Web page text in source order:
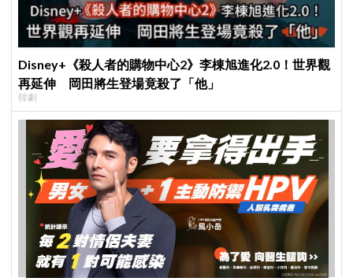
Disney+《殺人者的購物中心2》李棟旭進化2.0！世界觀
再延伸 岡田將生登場竟殺了「他」
韓劇